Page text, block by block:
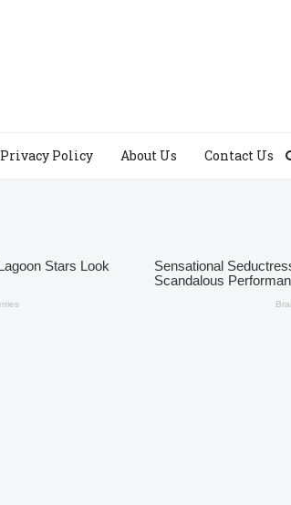
Privacy Policy About Us Contact Us